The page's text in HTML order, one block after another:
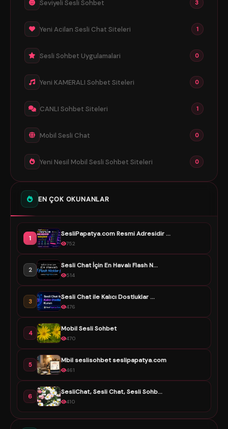
Seviyeli Sesli Sohbet 3
Yeni Acilan Sesli Chat Siteleri 1
Sesli Sohbet Uygulamalari 0
Yeni KAMERALI Sohbet Siteleri 0
CANLI Sohbet Siteleri 1
Mobil Sesli Chat 0
Yeni Nesil Mobil Sesli Sohbet Siteleri 0
EN ÇOK OKUNANLAR
1
SesliPapatya.com Resmi Adresidir ...
752
2
Sesli Chat İçin En Havalı Flash N...
514
3
Sesli Chat ile Kalıcı Dostluklar ...
476
4
Mobil Sesli Sohbet
470
5
Mbil seslisohbet seslipapatya.com
461
6
SesliChat, Sesli Chat, Sesli Sohb...
410